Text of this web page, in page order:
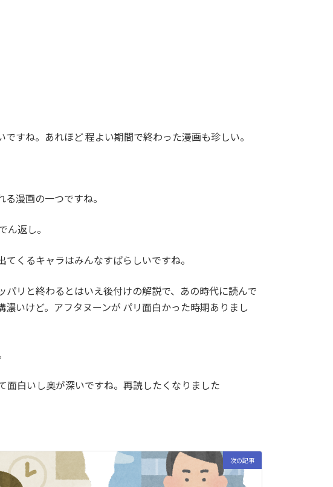
すね。あれほど 程よい期間で終わった漫画も珍しい。
漫画の一つですね。
ん返し。
くるキャラはみんなすばらしいですね。
リと終わるとはいえ後付けの解説で、あの時代に読んで
いけど。アフタヌーンが パリ面白かった時期ありまし
白いし奥が深いですね。再読したくなりました
次の記事